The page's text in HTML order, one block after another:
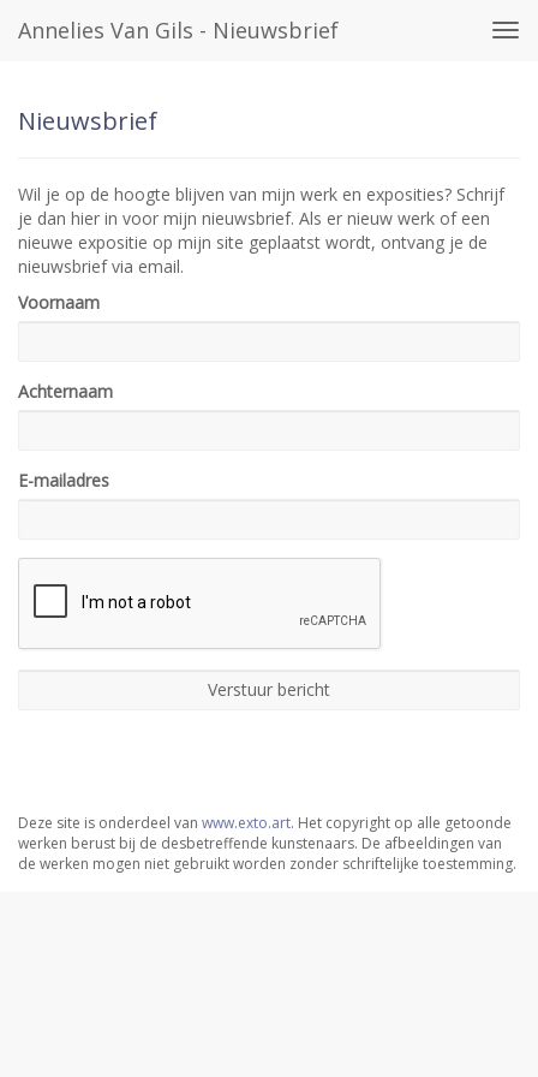
Annelies Van Gils - Nieuwsbrief
Nieuwsbrief
Wil je op de hoogte blijven van mijn werk en exposities? Schrijf
je dan hier in voor mijn nieuwsbrief. Als er nieuw werk of een
nieuwe expositie op mijn site geplaatst wordt, ontvang je de
nieuwsbrief via email.
Voornaam
Achternaam
E-mailadres
Deze site is onderdeel van www.exto.art. Het copyright op alle getoonde
werken berust bij de desbetreffende kunstenaars. De afbeeldingen van
de werken mogen niet gebruikt worden zonder schriftelijke toestemming.